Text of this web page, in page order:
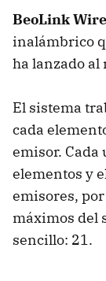
BeoLink
inalámbrico
ha lanzado al
El sistema
cada
emisor. Cada
elementos y
emisores,
máximos del
sencillo: 21.